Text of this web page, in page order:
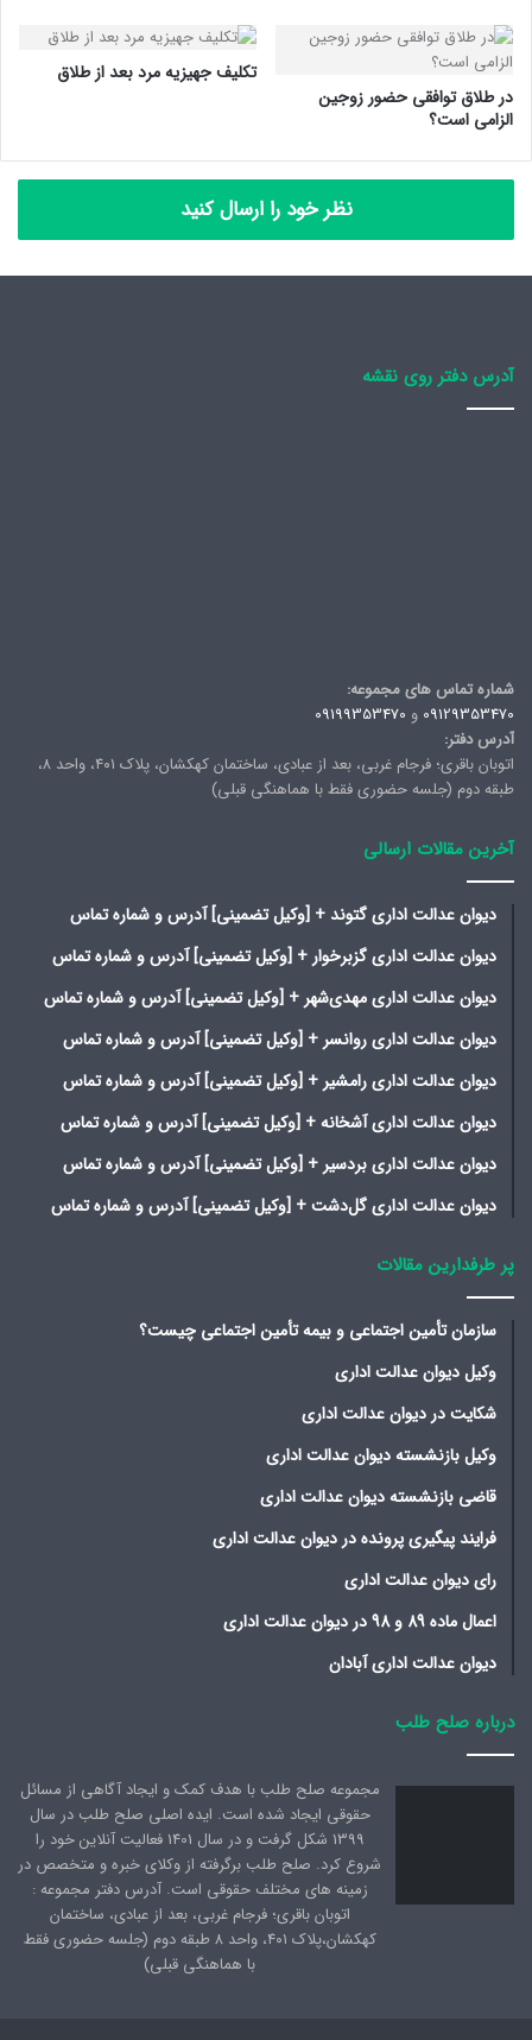
در طلاق توافقی حضور زوجین
الزامی است؟
تکلیف جهیزیه مرد بعد از طلاق
نظر خود را ارسال کنید
آدرس دفتر روی نقشه
شماره تماس های مجموعه:
09129353470 و 09199353470
آدرس دفتر:
اتوبان باقری؛ فرجام غربی، بعد از عبادی، ساختمان کهکشان، پلاک ۴۰۱، واحد ۸،
طبقه دوم (جلسه حضوری فقط با هماهنگی قبلی)
آخرین مقالات ارسالی
دیوان عدالت اداری گتوند + [وکیل تضمینی] آدرس و شماره تماس
دیوان عدالت اداری گزبرخوار + [وکیل تضمینی] آدرس و شماره تماس
دیوان عدالت اداری مهدی‌شهر + [وکیل تضمینی] آدرس و شماره تماس
دیوان عدالت اداری روانسر + [وکیل تضمینی] آدرس و شماره تماس
دیوان عدالت اداری رامشیر + [وکیل تضمینی] آدرس و شماره تماس
دیوان عدالت اداری آشخانه + [وکیل تضمینی] آدرس و شماره تماس
دیوان عدالت اداری بردسیر + [وکیل تضمینی] آدرس و شماره تماس
دیوان عدالت اداری گل‌دشت + [وکیل تضمینی] آدرس و شماره تماس
پر طرفدارین مقالات
سازمان تأمین اجتماعی و بیمه تأمین اجتماعی چیست؟
وکیل دیوان عدالت اداری
شکایت در دیوان عدالت اداری
وکیل بازنشسته دیوان عدالت اداری
قاضی بازنشسته دیوان عدالت اداری
فرایند پیگیری پرونده در دیوان عدالت اداری
رای دیوان عدالت اداری
اعمال ماده 89 و 98 در دیوان عدالت اداری
دیوان عدالت اداری آبادان
درباره صلح طلب
مجموعه صلح طلب با هدف کمک و ایجاد آگاهی از مسائل
حقوقی ایجاد شده است. ایده اصلی صلح طلب در سال
1399 شکل گرفت و در سال 1401 فعالیت آنلاین خود را
شروع کرد. صلح طلب برگرفته از وکلای خبره و متخصص در
زمینه های مختلف حقوقی است. آدرس دفتر مجموعه :
اتوبان باقری؛ فرجام غربی، بعد از عبادی، ساختمان
کهکشان،پلاک ۴۰۱، واحد ۸ طبقه دوم (جلسه حضوری فقط
با هماهنگی قبلی)